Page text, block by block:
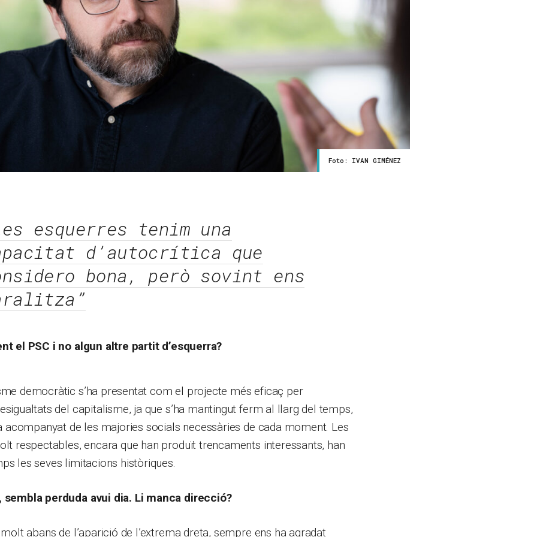
Foto: IVAN GIMÉNEZ
esquerres tenim una
d’autocrítica que
bona, però sovint ens
el PSC i no algun altre partit d’esquerra?
democràtic s’ha presentat com el projecte més eficaç per
del capitalisme, ja que s’ha mantingut ferm al llarg del temps,
acompanyat de les majories socials necessàries de cada moment. Les
respectables, encara que han produït trencaments interessants, han
les seves limitacions històriques.
sembla perduda avui dia. Li manca direcció?
abans de l’aparició de l’extrema dreta, sempre ens ha agradat